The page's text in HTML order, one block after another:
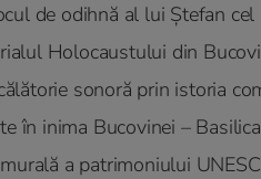
de odihnă al lui Ștefan
Holocaustului din
sonoră prin istoria
în inima Bucovinei –
a patrimoniului